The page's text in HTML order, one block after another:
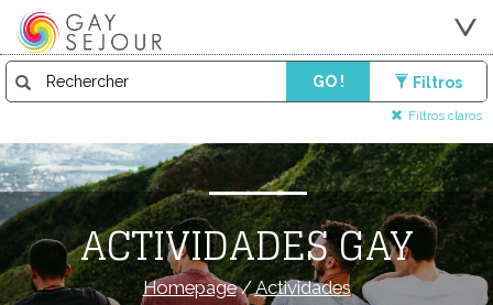
GO ! Filtros
Filtros claros
ACTIVIDADES GAY
Homepage/Actividades